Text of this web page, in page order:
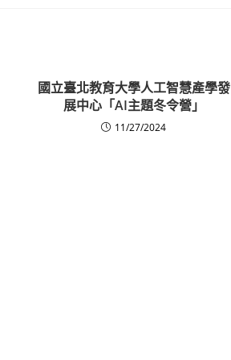
國立臺北教育大學人工智慧產學發
展中心「AI主題冬令營」
11/27/2024